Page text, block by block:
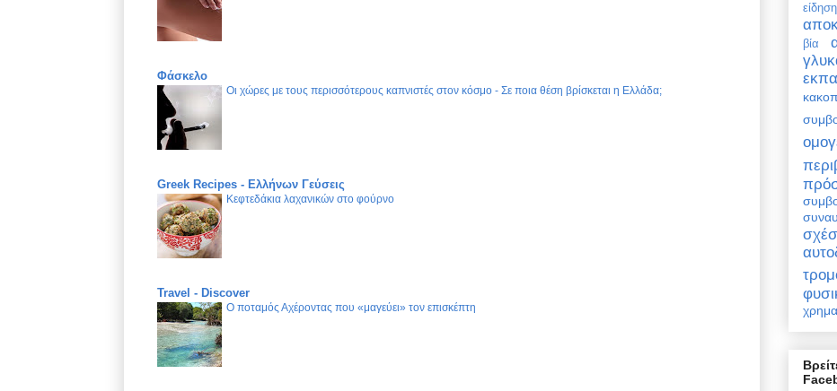
Φάσκελο
Οι χώρες με τους περισσότερους καπνιστές στον κόσμο - Σε ποια θέση βρίσκεται η Ελλάδα;
Greek Recipes - Ελλήνων Γεύσεις
Κεφτεδάκια λαχανικών στο φούρνο
Travel - Discover
Ο ποταμός Αχέροντας που «μαγεύει» τον επισκέπτη
είδηση
βία